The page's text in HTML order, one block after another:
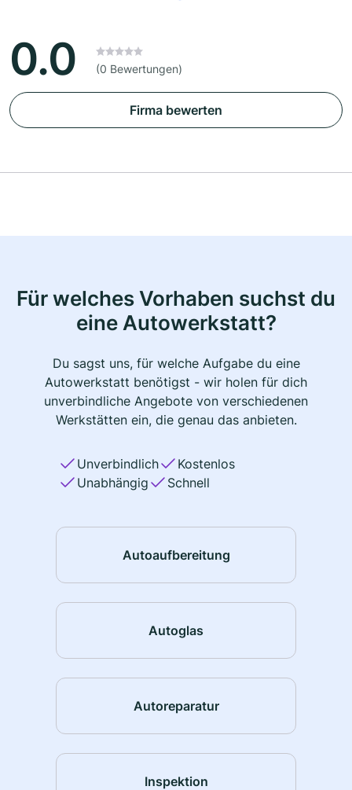
0.0 (0 Bewertungen)
Firma bewerten
Für welches Vorhaben suchst du
eine Autowerkstatt?
Du sagst uns, für welche Aufgabe du eine
Autowerkstatt benötigst - wir holen für dich
unverbindliche Angebote von verschiedenen
Werkstätten ein, die genau das anbieten.
Unverbindlich
Kostenlos
Unabhängig
Schnell
Autoaufbereitung
Autoglas
Autoreparatur
Inspektion